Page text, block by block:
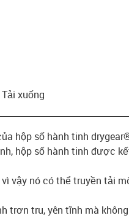
Tải xuống
hộp số hành tinh
hộp số hành tinh được
vậy nó có thể truyền tải
trơn tru, yên tĩnh mà